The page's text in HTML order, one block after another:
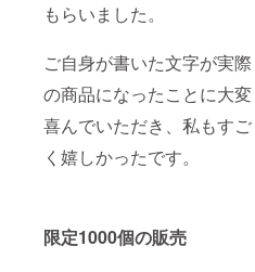
もらいました。
ご自身が書いた文字が実際
の商品になったことに大変
喜んでいただき、私もすご
く嬉しかったです。
限定1000個の販売